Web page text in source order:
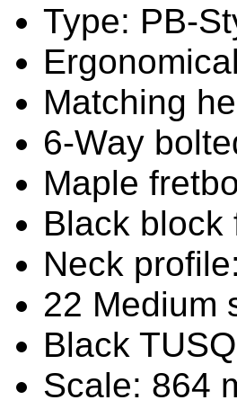
Type: PB-
Matching
6-Way
Maple
Black block
Neck
22 Medium
Black
Scale: 864